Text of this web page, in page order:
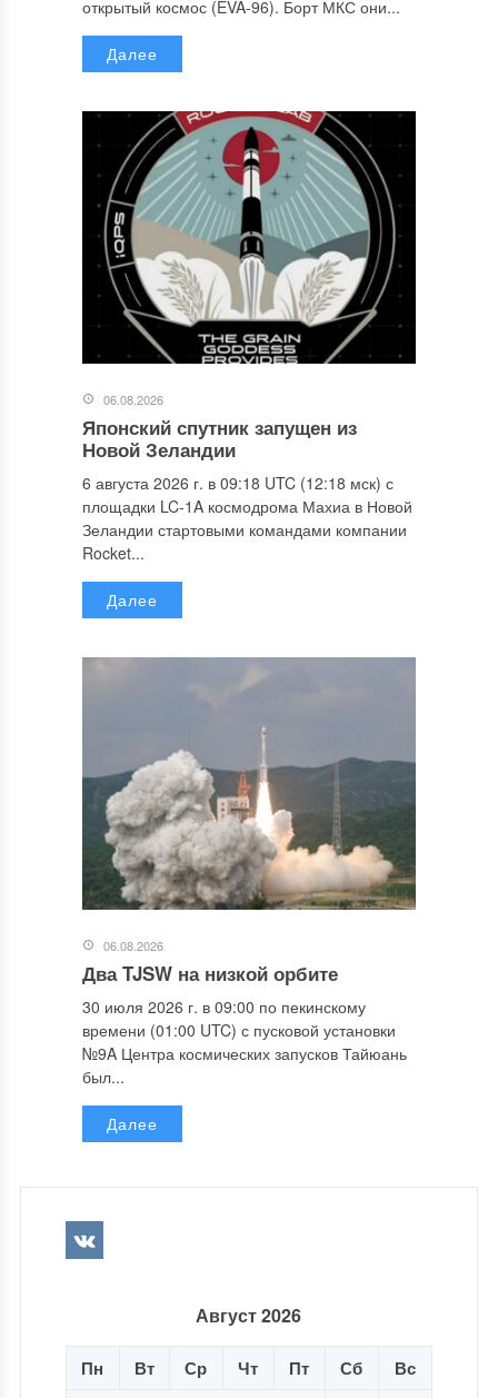
открытый космос (EVA-96). Борт МКС они...
Далее
06.08.2026
Японский спутник запущен из
Новой Зеландии
6 августа 2026 г. в 09:18 UTC (12:18 мск) с
площадки LC-1A космодрома Махиа в Новой
Зеландии стартовыми командами компании
Rocket...
Далее
06.08.2026
Два TJSW на низкой орбите
30 июля 2026 г. в 09:00 по пекинскому
времени (01:00 UTC) с пусковой установки
№9A Центра космических запусков Тайюань
был...
Далее
Август 2026
Пн Вт Ср Чт Пт Сб Вс